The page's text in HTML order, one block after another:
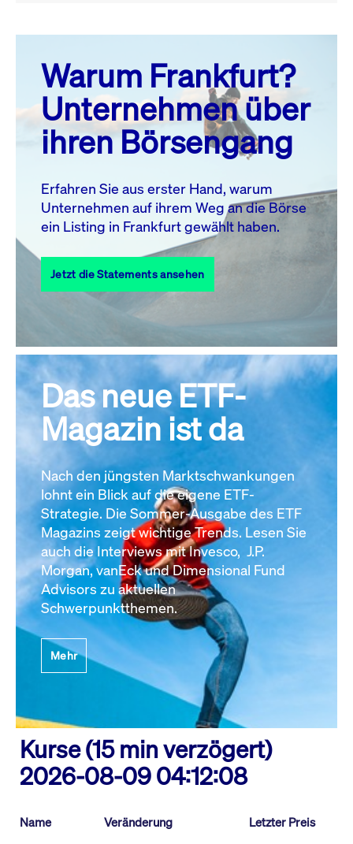
August 26
MO. DI. MI. DO. FR. SA. SO.
1
2
3
4 5 6 7 8
10 11 13 14
17
18 19 20 21 22
23
27 28
31
Alle Events
Warum Frankfurt?
Unternehmen über
ihren Börsengang
Erfahren Sie aus erster Hand, warum
Unternehmen auf ihrem Weg an die Börse
ein Listing in Frankfurt gewählt haben.
Jetzt die Statements ansehen
Das neue ETF-
Magazin ist da
Nach den jüngsten Marktschwankungen
lohnt ein Blick auf die eigene ETF-
Strategie. Die Sommer-Ausgabe des ETF
Magazins zeigt wichtige Trends. Lesen Sie
auch die Interviews mit Invesco, J.P.
Morgan, vanEck und Dimensional Fund
Advisors zu aktuellen
Schwerpunktthemen.
Mehr
Kurse (15 min verzögert)
2026-08-09 04:12:08
Name Veränderung Letzter Preis